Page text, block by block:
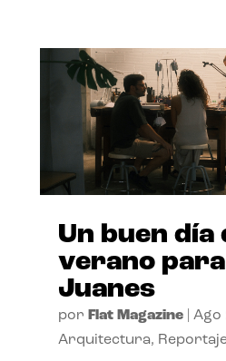
Un buen día
verano
Juanes
por Flat Magazine| Ago
Arquitectura,